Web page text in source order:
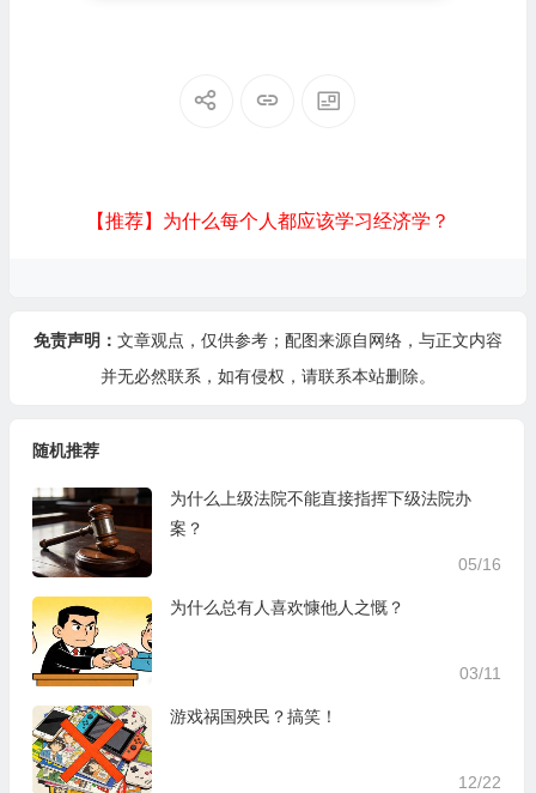
【推荐】为什么每个人都应该学习经济学？
免责声明： 文章观点，仅供参考；配图来源自网络，与正文内容
并无必然联系，如有侵权，请联系本站删除。
随机推荐
为什么上级法院不能直接指挥下级法院办
案？
05/16
为什么总有人喜欢慷他人之慨？
03/11
游戏祸国殃民？搞笑！
12/22